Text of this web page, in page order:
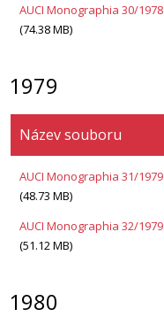
AUCI Monographia 30/1978
(74.38 MB)
1979
Název souboru
AUCI Monographia 31/1979
(48.73 MB)
AUCI Monographia 32/1979
(51.12 MB)
1980